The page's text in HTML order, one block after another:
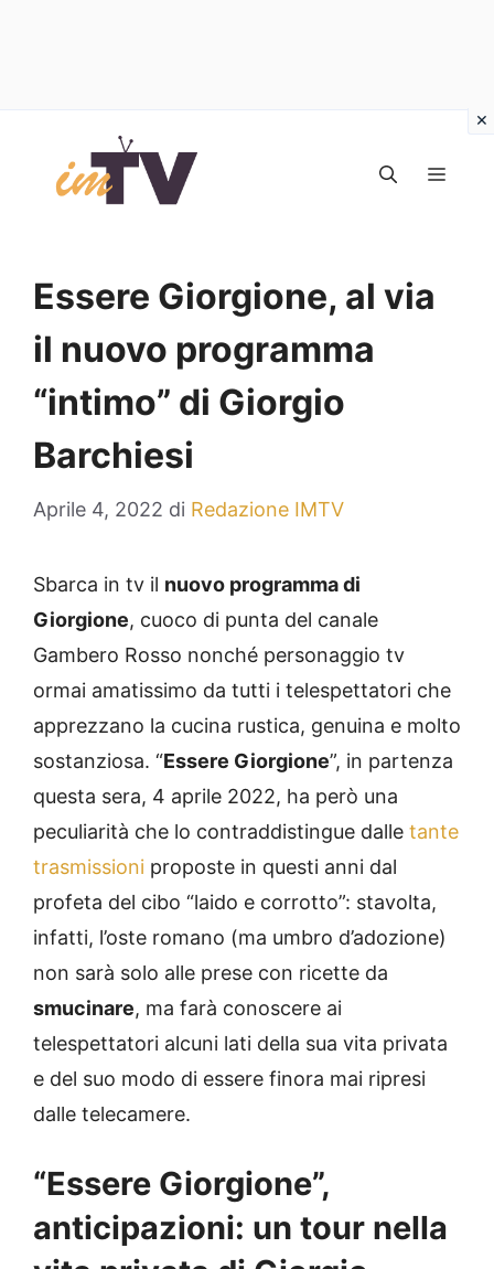
contenuto
Essere Giorgione, al via
il nuovo programma
“intimo” di Giorgio
Barchiesi
Aprile 4, 2022 di Redazione IMTV
Sbarca in tv il nuovo programma di
Giorgione, cuoco di punta del canale
Gambero Rosso nonché personaggio tv
ormai amatissimo da tutti i telespettatori che
apprezzano la cucina rustica, genuina e molto
sostanziosa. “Essere Giorgione”, in partenza
questa sera, 4 aprile 2022, ha però una
peculiarità che lo contraddistingue dalle tante
trasmissioni proposte in questi anni dal
profeta del cibo “laido e corrotto”: stavolta,
infatti, l’oste romano (ma umbro d’adozione)
non sarà solo alle prese con ricette da
smucinare, ma farà conoscere ai
telespettatori alcuni lati della sua vita privata
e del suo modo di essere finora mai ripresi
dalle telecamere.
“Essere Giorgione”,
anticipazioni: un tour nella